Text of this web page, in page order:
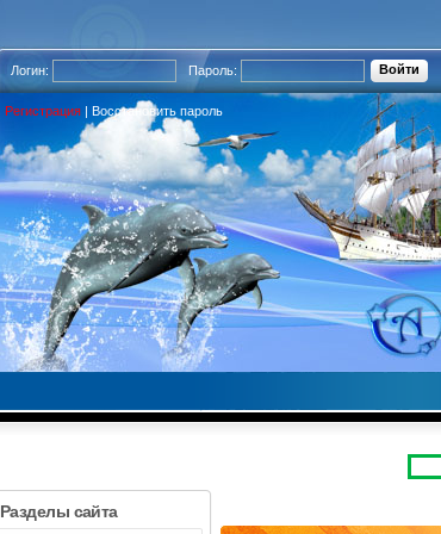
Логин: Пароль:
Регистрация | Восстановить пароль
Разделы сайта